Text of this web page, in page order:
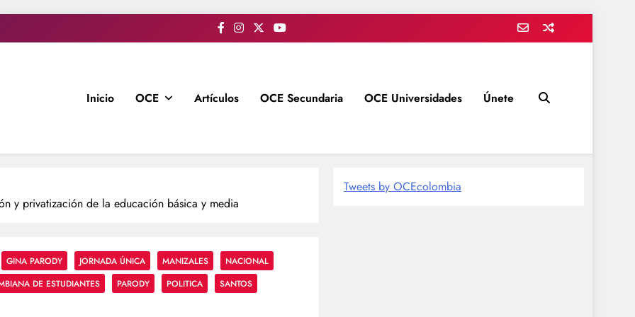
Inicio OCE Artículos OCE Secundaria OCE Universidades Únete
y privatización de la educación básica y media
GINA PARODY JORNADA ÚNICA MANIZALES
NACIONAL
DE ESTUDIANTES PARODY POLITICA
SANTOS
Tweets by OCEcolombia